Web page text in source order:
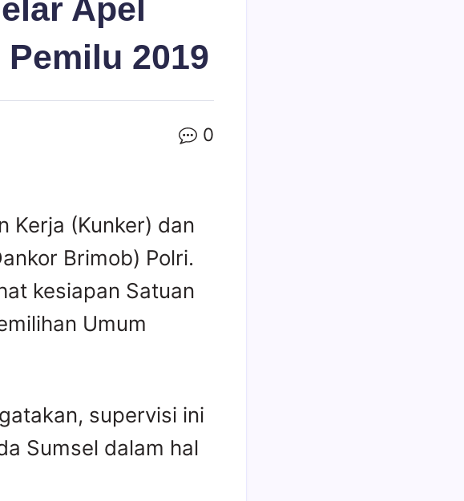
Apel
2019
0
Kerja (Kunker) dan
Brimob) Polri.
kesiapan Satuan
Umum
supervisi ini
Sumsel dalam hal